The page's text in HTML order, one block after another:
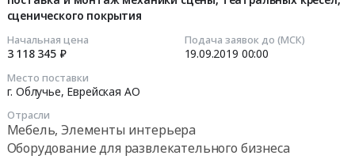
сценического покрытия
Начальная цена
3 118 345 ₽
Подача заявок до (МСК)
19.09.2019 00:00
Место поставки
г. Облучье, Еврейская АО
Отрасли
Мебель, Элементы интерьера
Оборудование для развлекательного бизнеса